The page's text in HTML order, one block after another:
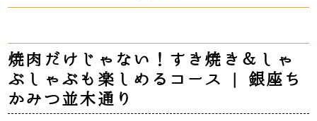
焼肉だけじゃない！すき焼き＆しゃ
ぶしゃぶも楽しめるコース | 銀座ち
かみつ並木通り